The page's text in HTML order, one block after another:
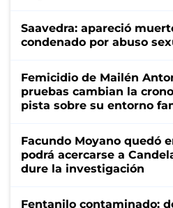
Saavedra: apareció
condenado por abuso
Femicidio de Mailén
pruebas cambian la
pista sobre su entorno
Facundo Moyano quedó
podrá acercarse a
dure la investigación
Fentanilo contaminado: